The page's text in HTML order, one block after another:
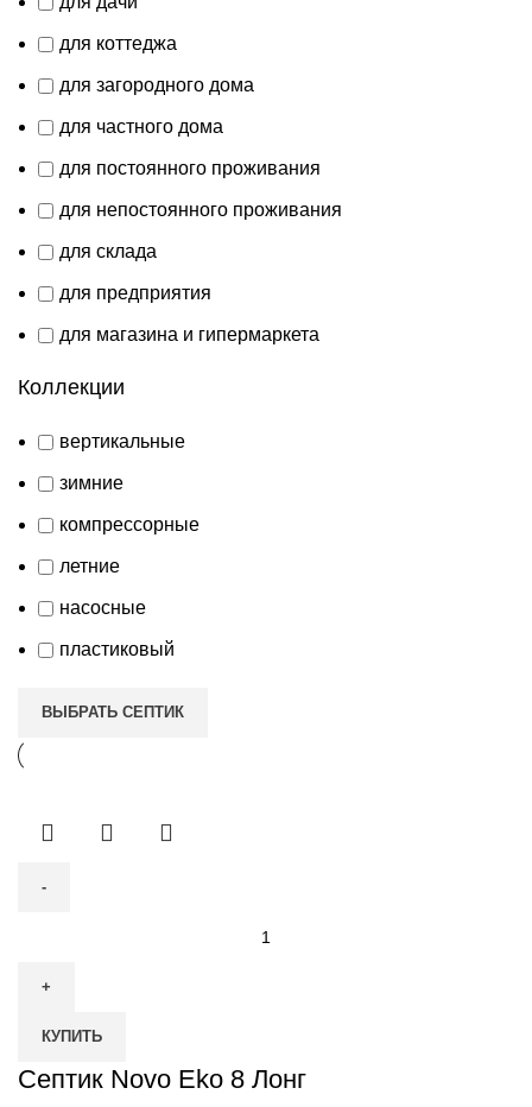
для коттеджа
для загородного дома
для частного дома
для постоянного проживания
для непостоянного проживания
для склада
для предприятия
для магазина и гипермаркета
Коллекции
вертикальные
зимние
компрессорные
летние
насосные
пластиковый
ВЫБРАТЬ СЕПТИК
Септик
Eko
8
КУПИТЬ
Септик Novo Eko 8 Лонг